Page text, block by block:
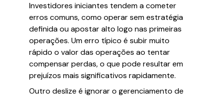
Investidores iniciantes tendem a cometer
erros comuns, como operar sem estratégia
definida ou apostar alto logo nas primeiras
operações. Um erro típico é subir muito
rápido o valor das operações ao tentar
compensar perdas, o que pode resultar em
prejuízos mais significativos rapidamente.
Outro deslize é ignorar o gerenciamento de